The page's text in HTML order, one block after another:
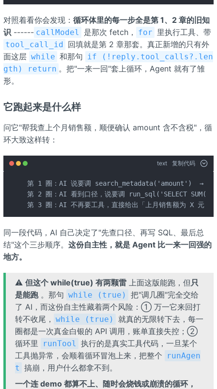
对照着看你会发现： 循环体里的每一步全是第 1、2 章的旧知
识 ------ callModel 是那次 fetch， for 里执行工具、带
tool_call_id 回填就是第 2 章那套。真正新增的只有外
面这层 while 和那句
if (!reply.tool_calls?.len
gth) return 。把"一来一回"套上循环，Agent 就有了雏
形。
它跑起来是什么样
问它"帮我查上个月销售额，顺便确认 amount 含不含税"，循
环大致这样转：
text 复制代码
第 1 圈：AI 说要调 search_metadata('amount')  → 我执
第 2 圈：AI 看到口径，说要调 run_sql('SELECT
第 3 圈：AI 不再要工具，直接给出「上月销售额为 X 元（
同一段代码，AI 自己决定了"先查口径、再写 SQL、最后总
结"这个三步顺序。 这份自主性，就是 Agent 比一来一回强的
地方。
⚠️ 但这个 while(true) 有两颗雷上面这版能跑，但 只
是能跑。那句 while (true)
把"调几圈"完全交给
了 AI，而这份自主性藏着两个风险：① 万一它来回打
转不收尾， while (true)
就真的无限转下去，每一
圈都是一次真金白银的 API 调用，账单直接失控；②
循环里
runTool
执行的是真实工具代码，一旦某个
工具抛异常，会顺着循环冒泡上来，把整个
runAgen
t 搞崩，用户什么都拿不到。
一个连 demo 都算不上、随时会烧钱或崩溃的循环，